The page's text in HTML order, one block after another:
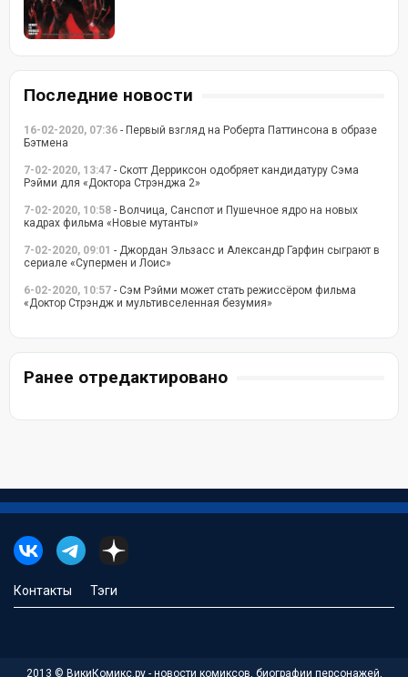
Последние новости
16-02-2020, 07:36 - Первый взгляд на Роберта Паттинсона в образе
Бэтмена
7-02-2020, 13:47 - Скотт Дерриксон одобряет кандидатуру Сэма
Рэйми для «Доктора Стрэнджа 2»
7-02-2020, 10:58 - Волчица, Санспот и Пушечное ядро на новых
кадрах фильма «Новые мутанты»
7-02-2020, 09:01 - Джордан Эльзасс и Александр Гарфин сыграют в
сериале «Супермен и Лоис»
6-02-2020, 10:57 - Сэм Рэйми может стать режиссёром фильма
«Доктор Стрэндж и мультивселенная безумия»
Ранее отредактировано
Контакты Тэги
2013 © ВикиКомикс.ру - новости комиксов, биографии персонажей,